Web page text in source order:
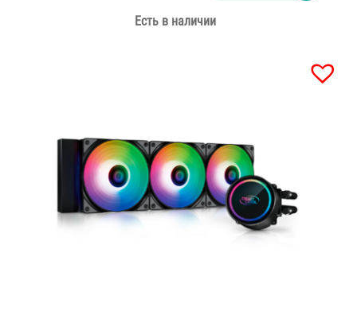
Есть в наличии